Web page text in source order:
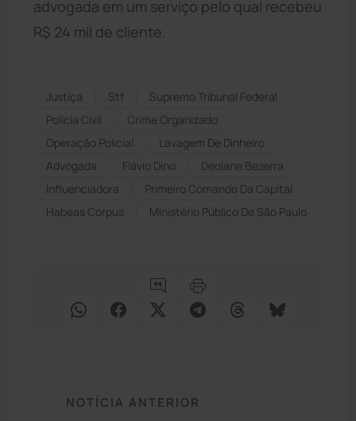
advogada em um serviço pelo qual recebeu
R$ 24 mil de cliente.
Justiça Stf
Supremo Tribunal Federal
Polícia Civil
Crime Organizado
Operação Policial
Lavagem De Dinheiro
Advogada
Flávio Dino
Deolane Bezerra
Influenciadora
Primeiro Comando Da Capital
Habeas Corpus
Ministério Público De São Paulo
NOTÍCIA ANTERIOR